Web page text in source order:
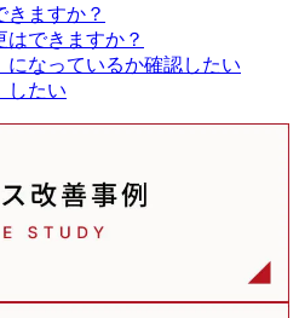
きますか？
はできますか？
になっているか確認したい
したい